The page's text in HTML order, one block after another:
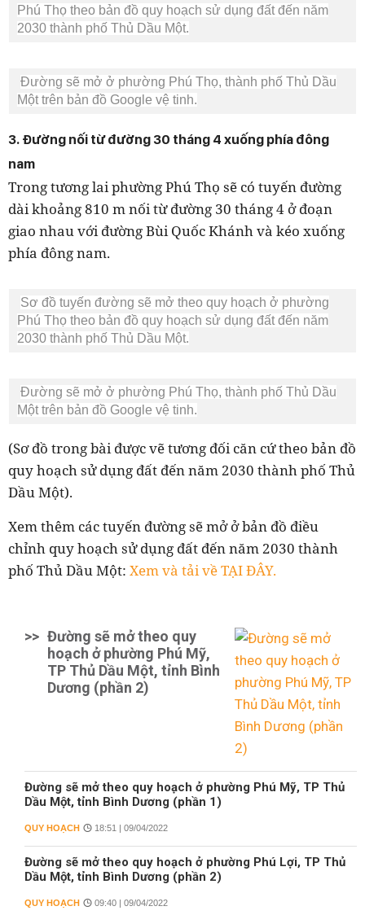
Phú Thọ theo bản đồ quy hoạch sử dụng đất đến năm
2030 thành phố Thủ Dầu Một.
Đường sẽ mở ở phường Phú Thọ, thành phố Thủ Dầu
Một trên bản đồ Google vệ tinh.
3. Đường nối từ đường 30 tháng 4 xuống phía đông
nam
Trong tương lai phường Phú Thọ sẽ có tuyến đường
dài khoảng 810 m nối từ đường 30 tháng 4 ở đoạn
giao nhau với đường Bùi Quốc Khánh và kéo xuống
phía đông nam.
Sơ đồ tuyến đường sẽ mở theo quy hoạch ở phường
Phú Thọ theo bản đồ quy hoạch sử dụng đất đến năm
2030 thành phố Thủ Dầu Một.
Đường sẽ mở ở phường Phú Thọ, thành phố Thủ Dầu
Một trên bản đồ Google vệ tinh.
(Sơ đồ trong bài được vẽ tương đối căn cứ theo bản đồ
quy hoạch sử dụng đất đến năm 2030 thành phố Thủ
Dầu Một).
Xem thêm các tuyến đường sẽ mở ở bản đồ điều
chỉnh quy hoạch sử dụng đất đến năm 2030 thành
phố Thủ Dầu Một: Xem và tải về TẠI ĐÂY.
>> Đường sẽ mở theo quy
hoạch ở phường Phú Mỹ,
TP Thủ Dầu Một, tỉnh Bình
Dương (phần 2)
Đường sẽ mở theo quy hoạch ở phường Phú Mỹ, TP Thủ
Dầu Một, tỉnh Bình Dương (phần 1)
QUY HOẠCH 18:51 | 09/04/2022
Đường sẽ mở theo quy hoạch ở phường Phú Lợi, TP Thủ
Dầu Một, tỉnh Bình Dương (phần 2)
QUY HOẠCH 09:40 | 09/04/2022